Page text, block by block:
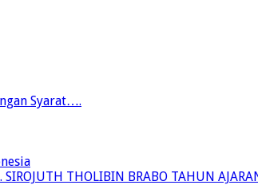
Syarat….
SIROJUTH THOLIBIN BRABO TAHUN